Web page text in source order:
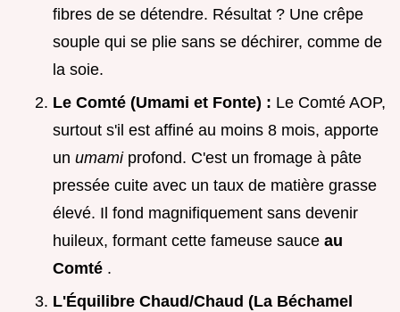
fibres de se détendre. Résultat ? Une crêpe
souple qui se plie sans se déchirer, comme de
la soie.
Le Comté (Umami et Fonte) : Le Comté AOP,
surtout s'il est affiné au moins 8 mois, apporte
un umami profond. C'est un fromage à pâte
pressée cuite avec un taux de matière grasse
élevé. Il fond magnifiquement sans devenir
huileux, formant cette fameuse sauce au
Comté .
L'Équilibre Chaud/Chaud (La Béchamel